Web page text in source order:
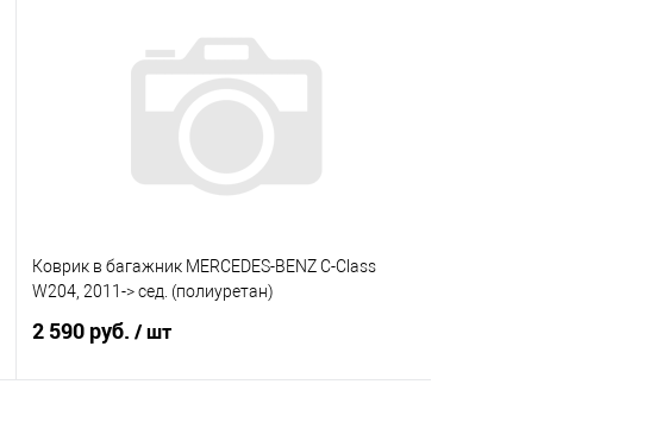
Купить в 1 клик
Сравнение
Под заказ
Коврик в багажник MERCEDES-BENZ С-Class
W204, 2011-> сед. (полиуретан)
2 590 руб. / шт